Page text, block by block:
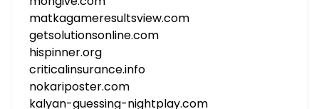
matkagameresultsview.com
getsolutionsonline.com
hispinner.org
criticalinsurance.info
nokariposter.com
kalyan-guessing-nightplay.com